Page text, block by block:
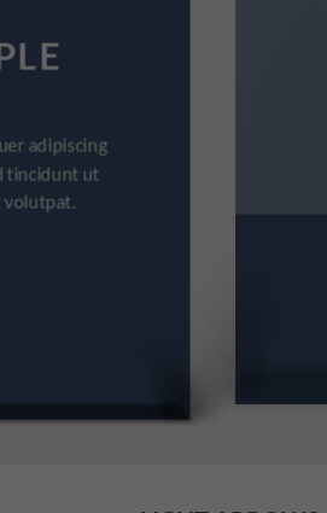
adipiscing
tincidunt ut
volutpat.